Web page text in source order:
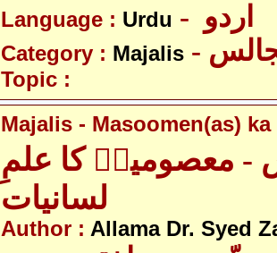
Language : Urdu
Category : Majalis
Topic :
Majalis - Masoomen(as)
- معصومینؑ کا علمِ
لسانیات
Author : Allama Dr. Syed